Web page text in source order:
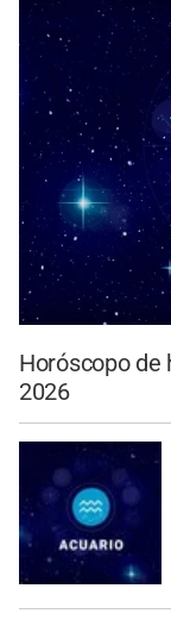
Horóscopo de
2026